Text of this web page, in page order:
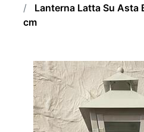
Lanterna Latta Su Asta
cm